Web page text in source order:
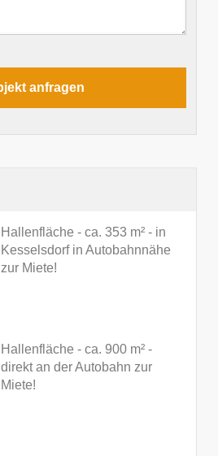
Hallenfläche - ca. 353 m² - in
Kesselsdorf in Autobahnnähe
zur Miete!
Hallenfläche - ca. 900 m² -
direkt an der Autobahn zur
Miete!